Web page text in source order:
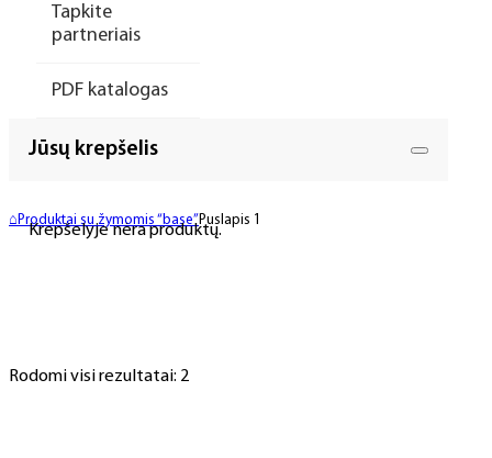
Tapkite
partneriais
PDF katalogas
Jūsų krepšelis
Krepšelyje nėra produktų.
⌂ Produktai su žymomis “base” Puslapis 1
Rodomi visi rezultatai: 2